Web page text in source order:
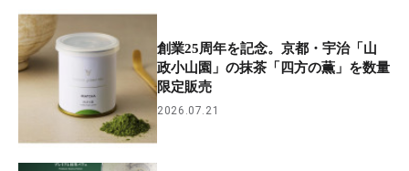
創業25周年を記念。京都・宇治「山
政小山園」の抹茶「四方の薫」を数量
限定販売
2026.07.21